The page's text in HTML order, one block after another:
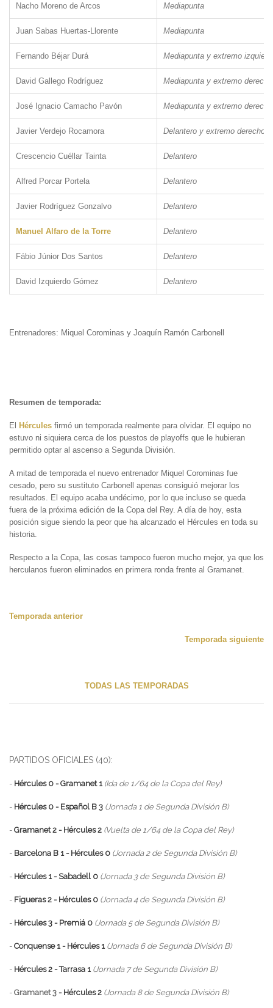
Nacho Moreno de Arcos Mediapunta
Juan Sabas Huertas-Llorente Mediapunta
Fernando Béjar Durá Mediapunta y extremo
David Gallego Rodríguez Mediapunta y extremo derecho
José Ignacio Camacho Pavón Mediapunta y extremo derecho
Javier Verdejo Rocamora Delantero y extremo derecho
Crescencio Cuéllar Tainta Delantero
Alfred Porcar Portela Delantero
Javier Rodríguez Gonzalvo Delantero
Manuel Alfaro de la Torre Delantero
Fábio Júnior Dos Santos Delantero
David Izquierdo Gómez Delantero
Entrenadores: Miquel Corominas y Joaquín Ramón Carbonell
Resumen de temporada:
El Hércules firmó un temporada realmente para olvidar. El equipo no
estuvo ni siquiera cerca de los puestos de playoffs que le hubieran
permitido optar al ascenso a Segunda División.
A mitad de temporada el nuevo entrenador Miquel Corominas fue
cesado, pero su sustituto Carbonell apenas consiguió mejorar los
resultados. El equipo acaba undécimo, por lo que incluso se queda
fuera de la próxima edición de la Copa del Rey. A día de hoy, esta
posición sigue siendo la peor que ha alcanzado el Hércules en toda su
historia.
Respecto a la Copa, las cosas tampoco fueron mucho mejor, ya que los
herculanos fueron eliminados en primera ronda frente al Gramanet.
Temporada anterior
Temporada siguiente
TODAS LAS TEMPORADAS
PARTIDOS OFICIALES (40):
- Hércules 0 - Gramanet 1 (Ida de 1/64 de la Copa del Rey)
- Hércules 0 - Español B 3 (Jornada 1 de Segunda División B)
- Gramanet 2 - Hércules 2 (Vuelta de 1/64 de la Copa del Rey)
- Barcelona B 1 - Hércules 0 (Jornada 2 de Segunda División B)
- Hércules 1 - Sabadell 0 (Jornada 3 de Segunda División B)
- Figueras 2 - Hércules 0 (Jornada 4 de Segunda División B)
- Hércules 3 - Premiá 0 (Jornada 5 de Segunda División B)
- Conquense 1 - Hércules 1 (Jornada 6 de Segunda División B)
- Hércules 2 - Tarrasa 1 (Jornada 7 de Segunda División B)
- Gramanet 3 - Hércules 2 (Jornada 8 de Segunda División B)